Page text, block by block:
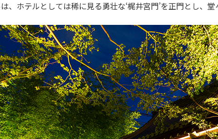
、ホテルとしては稀に見る勇壮な‘梶井宮門’を正門とし、